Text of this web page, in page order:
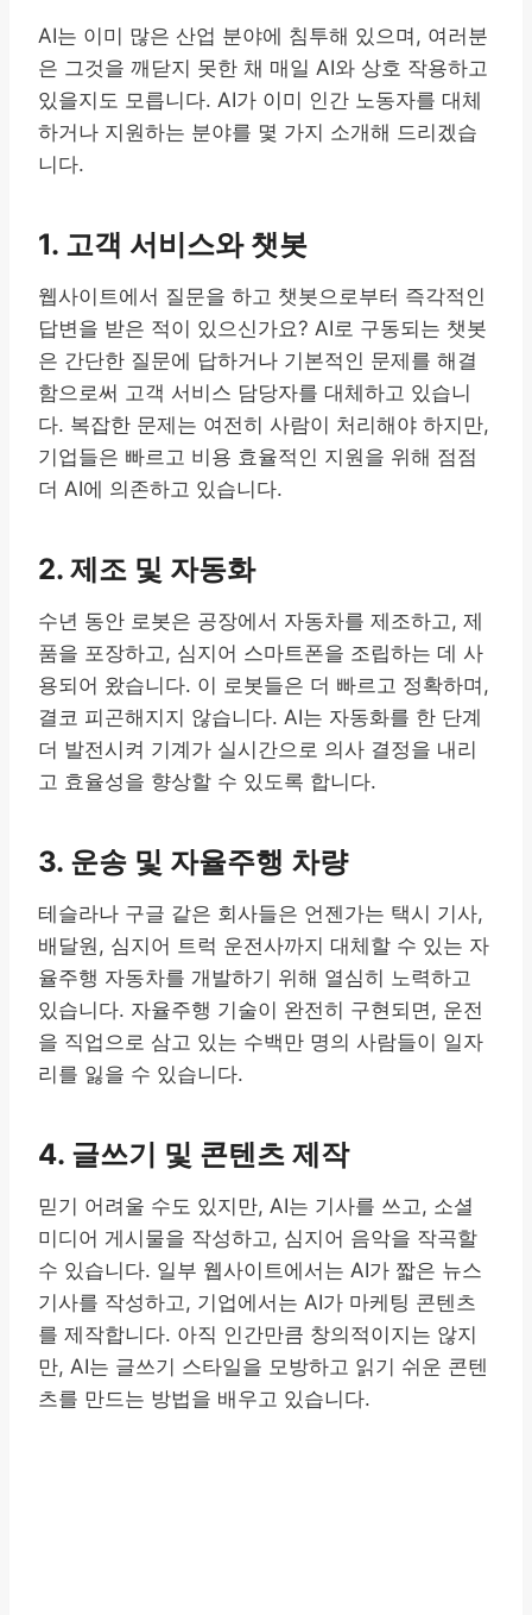
AI는 이미 많은 산업 분야에 침투해 있으며, 여러분
은 그것을 깨닫지 못한 채 매일 AI와 상호 작용하고
있을지도 모릅니다. AI가 이미 인간 노동자를 대체
하거나 지원하는 분야를 몇 가지 소개해 드리겠습
니다.
1. 고객 서비스와 챗봇
웹사이트에서 질문을 하고 챗봇으로부터 즉각적인
답변을 받은 적이 있으신가요? AI로 구동되는 챗봇
은 간단한 질문에 답하거나 기본적인 문제를 해결
함으로써 고객 서비스 담당자를 대체하고 있습니
다. 복잡한 문제는 여전히 사람이 처리해야 하지만,
기업들은 빠르고 비용 효율적인 지원을 위해 점점
더 AI에 의존하고 있습니다.
2. 제조 및 자동화
수년 동안 로봇은 공장에서 자동차를 제조하고, 제
품을 포장하고, 심지어 스마트폰을 조립하는 데 사
용되어 왔습니다. 이 로봇들은 더 빠르고 정확하며,
결코 피곤해지지 않습니다. AI는 자동화를 한 단계
더 발전시켜 기계가 실시간으로 의사 결정을 내리
고 효율성을 향상할 수 있도록 합니다.
3. 운송 및 자율주행 차량
테슬라나 구글 같은 회사들은 언젠가는 택시 기사,
배달원, 심지어 트럭 운전사까지 대체할 수 있는 자
율주행 자동차를 개발하기 위해 열심히 노력하고
있습니다. 자율주행 기술이 완전히 구현되면, 운전
을 직업으로 삼고 있는 수백만 명의 사람들이 일자
리를 잃을 수 있습니다.
4. 글쓰기 및 콘텐츠 제작
믿기 어려울 수도 있지만, AI는 기사를 쓰고, 소셜
미디어 게시물을 작성하고, 심지어 음악을 작곡할
수 있습니다. 일부 웹사이트에서는 AI가 짧은 뉴스
기사를 작성하고, 기업에서는 AI가 마케팅 콘텐츠
를 제작합니다. 아직 인간만큼 창의적이지는 않지
만, AI는 글쓰기 스타일을 모방하고 읽기 쉬운 콘텐
츠를 만드는 방법을 배우고 있습니다.